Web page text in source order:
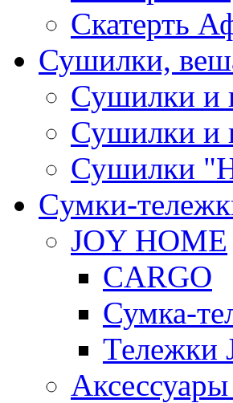
Скатерть
Сушилки,
Сушилки и
Сушилки и
Сушилки
Cумки-
JOY HOME
CARGO
Сумка-
Тележки